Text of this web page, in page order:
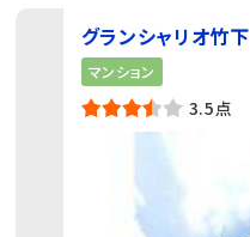
グランシャリオ竹下
マンション
3.5点